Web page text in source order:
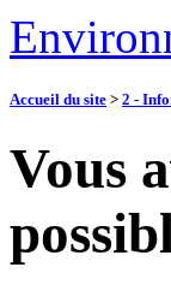
Accueil du site > 2 -
Vous